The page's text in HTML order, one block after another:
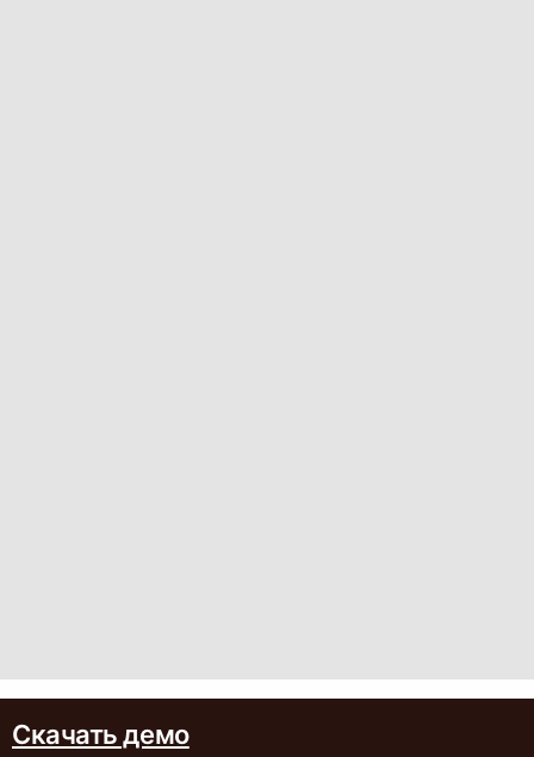
Скачать демо